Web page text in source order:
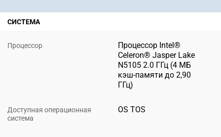
СИСТЕМА
Процессор
Процессор Intel®
Celeron® Jasper Lake
N5105 2.0 ГГц (4 МБ
кэш-памяти до 2,90
ГГц)
Доступная операционная
система
OS TOS